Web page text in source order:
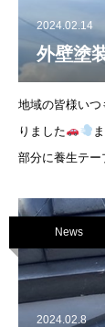
2024.02.14
外壁塗
地域の皆様いつ
りました
部分に養生テー
News
2024.02.8